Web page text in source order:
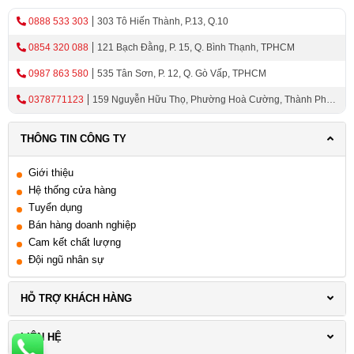
Tầm quan trọng của phụ kiện tủ bếp Cucina trong
Phụ kiện tủ bếp: yếu tố quan trọng không thể bỏ
qua
Lý do phụ kiện tủ bếp là yếu tố không thể thiếu
Lợi ích từ việc sử dụng phụ kiện chất lượng cao
Hướng dẫn lựa chọn phụ kiện tủ bếp phù hợp
Chọn phụ kiện tủ bếp theo không gian và phong
cách nội thất
Mẹo lựa chọn phụ kiện đảm bảo tính thẩm mỹ và
chức năng
Khám Phá Thương Hiệu Cucina: Sự Lựa
Chọn Tinh Tế Cho Ngôi Nhà Của Bạn
Sự ra đời và phát triển của Cucina
0888 533 303 303 Tô Hiến Thành, P.13, Q.10
0854 320 088 121 Bạch Đằng, P. 15, Q. Bình Thạnh, TPHCM
0987 863 580 535 Tân Sơn, P. 12, Q. Gò Vấp, TPHCM
0378771123
159 Nguyễn Hữu Thọ, Phường Hoà Cường, Thành Phố
THÔNG TIN CÔNG TY
Giới thiệu
Hệ thống cửa hàng
Tuyển dụng
Bán hàng doanh nghiệp
Cam kết chất lượng
Đội ngũ nhân sự
HỖ TRỢ KHÁCH HÀNG
LIÊN HỆ